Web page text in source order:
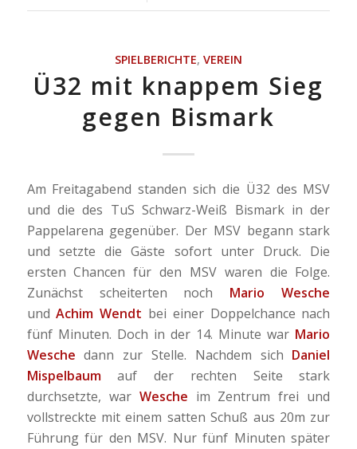
SPIELBERICHTE, VEREIN
Ü32 mit knappem Sieg
gegen Bismark
Am Freitagabend standen sich die Ü32 des MSV
und die des TuS Schwarz-Weiß Bismark in der
Pappelarena gegenüber. Der MSV begann stark
und setzte die Gäste sofort unter Druck. Die
ersten Chancen für den MSV waren die Folge.
Zunächst scheiterten noch Mario Wesche
undAchim Wendt bei einer Doppelchance nach
fünf Minuten. Doch in der 14. Minute war Mario
Weschedann zur Stelle. Nachdem sich Daniel
Mispelbaumauf der rechten Seite stark
durchsetzte, war Wesche im Zentrum frei und
vollstreckte mit einem satten Schuß aus 20m zur
Führung für den MSV. Nur fünf Minuten später